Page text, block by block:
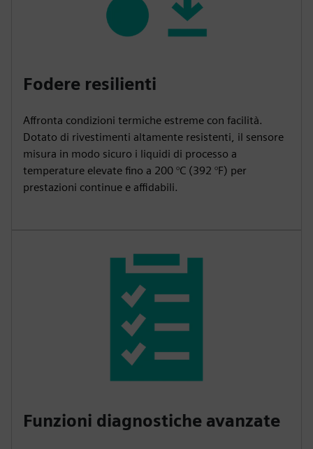
Fodere resilienti
Affronta condizioni termiche estreme con facilità.
Dotato di rivestimenti altamente resistenti, il sensore
misura in modo sicuro i liquidi di processo a
temperature elevate fino a 200 °C (392 °F) per
prestazioni continue e affidabili.
Funzioni diagnostiche avanzate